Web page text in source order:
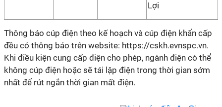
Lợi
Thông báo cúp điện theo kế hoạch và cúp điện khẩn cấp
đều có thông báo trên website: https://cskh.evnspc.vn.
Khi điều kiện cung cấp điện cho phép, ngành điện có thể
không cúp điện hoặc sẽ tái lập điện trong thời gian sớm
nhất để rút ngắn thời gian mất điện.